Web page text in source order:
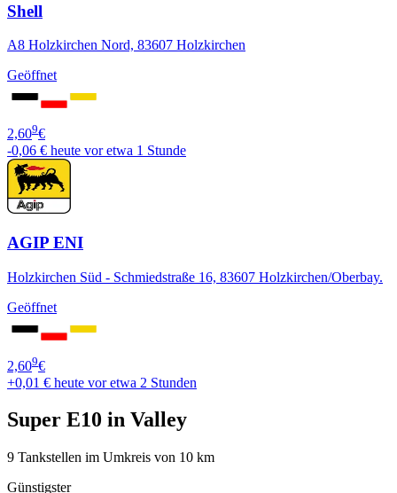
Shell
A8 Holzkirchen Nord, 83607 Holzkirchen
Geöffnet
2,609€
-0,06 € heute vor etwa 1 Stunde
AGIP ENI
Holzkirchen Süd - Schmiedstraße 16, 83607 Holzkirchen/Oberbay.
Geöffnet
2,609€
+0,01 € heute vor etwa 2 Stunden
Super E10 in Valley
9 Tankstellen im Umkreis von 10 km
Günstigster